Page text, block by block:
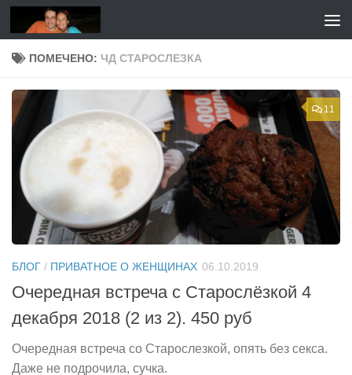
Перейти к содержимому
ПОМЕЧЕНО: ЧД СТАРОСЛЕЗКА
11
БЛОГ / ПРИВАТНОЕ О ЖЕНЩИНАХ 06.10.2019
Очередная встреча с Старослёзкой 4
декабря 2018 (2 из 2). 450 руб
Очередная встреча со Старослезкой, опять без секса.
Даже не подрочила, сучка.